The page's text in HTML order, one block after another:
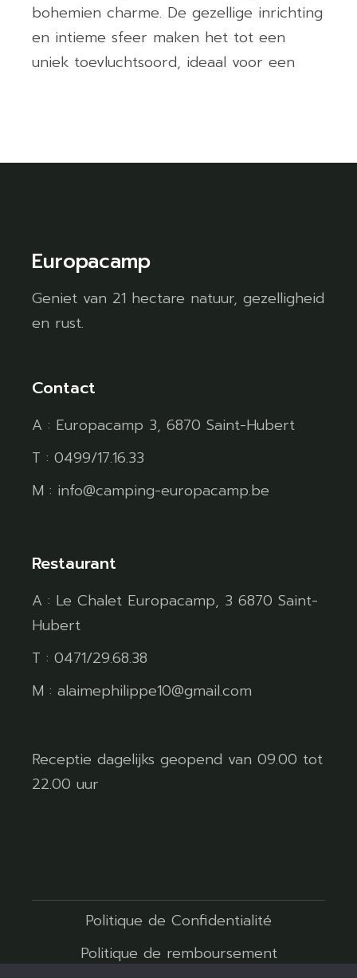
bohemien charme. De gezellige inrichting
en intieme sfeer maken het tot een
uniek toevluchtsoord, ideaal voor een
Europacamp
Geniet van 21 hectare natuur, gezelligheid
en rust.
Contact
A : Europacamp 3, 6870 Saint-Hubert
T : 0499/17.16.33
M : info@camping-europacamp.be
Restaurant
A : Le Chalet Europacamp, 3 6870 Saint-
Hubert
T : 0471/29.68.38
M : alaimephilippe10@gmail.com
Receptie dagelijks geopend van 09.00 tot
22.00 uur
Politique de Confidentialité
Politique de remboursement